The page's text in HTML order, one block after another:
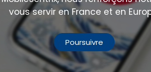
vous servir en France et en
Poursuivre